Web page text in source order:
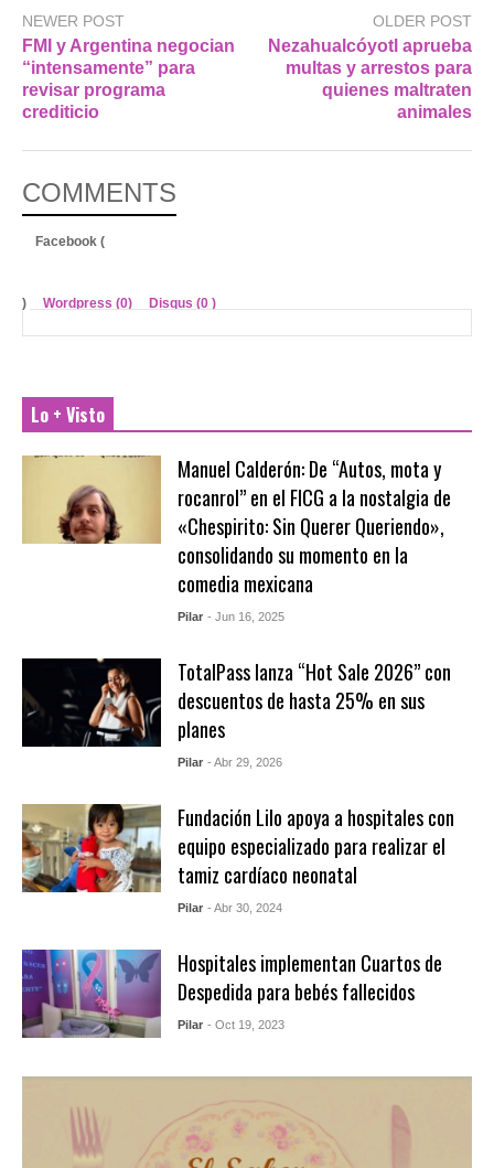
NEWER POST
FMI y Argentina negocian
“intensamente” para
revisar programa
crediticio
OLDER POST
Nezahualcóyotl aprueba
multas y arrestos para
quienes maltraten
animales
COMMENTS
Facebook (
) Wordpress (0) Disqus (0 )
Lo + Visto
Manuel Calderón: De “Autos, mota y
rocanrol” en el FICG a la nostalgia de
«Chespirito: Sin Querer Queriendo»,
consolidando su momento en la
comedia mexicana
Pilar - Jun 16, 2025
TotalPass lanza “Hot Sale 2026” con
descuentos de hasta 25% en sus
planes
Pilar - Abr 29, 2026
Fundación Lilo apoya a hospitales con
equipo especializado para realizar el
tamiz cardíaco neonatal
Pilar - Abr 30, 2024
Hospitales implementan Cuartos de
Despedida para bebés fallecidos
Pilar - Oct 19, 2023